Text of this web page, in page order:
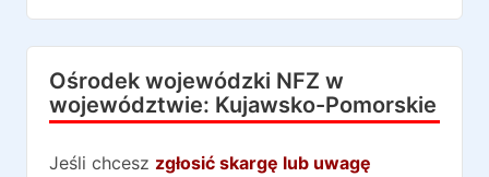
Ośrodek wojewódzki NFZ w
województwie: Kujawsko-Pomorskie
Jeśli chcesz zgłosić skargę lub uwagę